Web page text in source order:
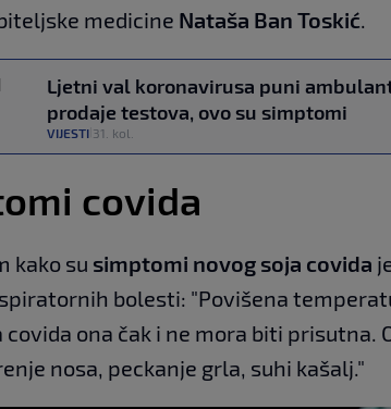
medicine Nataša Ban Toskić.
Ljetni val koronavirusa puni
prodaje testova, ovo su simptomi
VIJESTI 31. kol.
covida
kako su simptomi novog soja covida
bolesti: "Povišena
covida ona čak i ne mora biti prisutna.
nosa, peckanje grla, suhi kašalj."